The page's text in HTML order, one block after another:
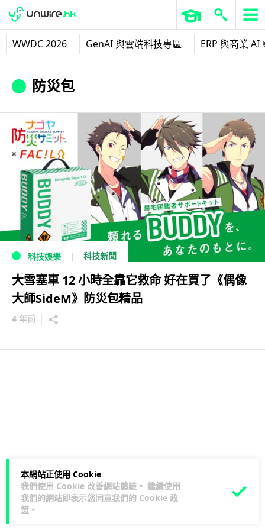
WWDC 2026 GenAI 與雲端科技專區 ERP 與商業 AI
本網站正使用 Cookie
我們使用 Cookie 改善網站體驗。 繼續使用
我們的網站即表示您同意我們的 Cookie 政
策 。
防災包
科技娛樂 科技新聞
大雪塞車 12 小時全靠它救命 好在買了《偶像
大師SideM》防災包精品
4 年前